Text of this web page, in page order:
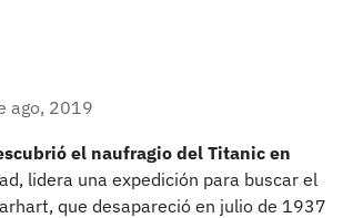
ago, 2019
el naufragio del Titanic en
lidera una expedición para buscar el
que desapareció en julio de 1937